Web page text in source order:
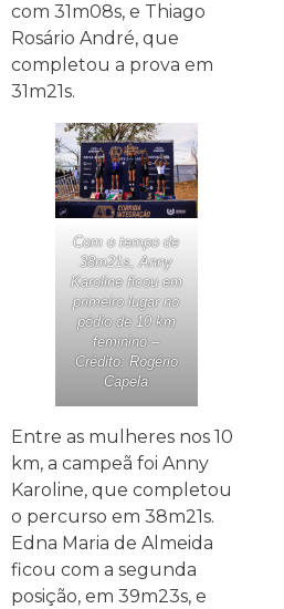
com 31m08s, e Thiago
Rosário André, que
completou a prova em
31m21s.
Com o tempo de
38m21s, Anny
Karoline ficou em
primeiro lugar no
pódio de 10 km
feminino –
Crédito: Rogério
Capela
Entre as mulheres nos 10
km, a campeã foi Anny
Karoline, que completou
o percurso em 38m21s.
Edna Maria de Almeida
ficou com a segunda
posição, em 39m23s, e